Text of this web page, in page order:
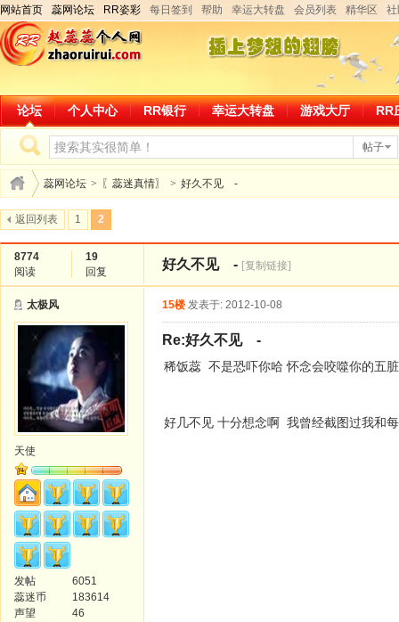
网站首页 蕊网论坛 RR姿彩 每日签到 帮助 幸运大转盘 会员列表 精华区
论坛 个人中心 RR银行 幸运大转盘 游戏大厅 RR
帖子
蕊网论坛 > 〖蕊迷真情〗 > 好久不见 -
返回列表 1 2
8774
阅读
19
回复
好久不见 - [复制链接]
太极风
天使
发帖
6051
蕊迷币
183614
声望
46
15楼 发表于: 2012-10-08
Re:好久不见 -
稀饭蕊 不是恐吓你哈 怀念会咬噬你的五
好几不见 十分想念啊 我曾经截图过我和